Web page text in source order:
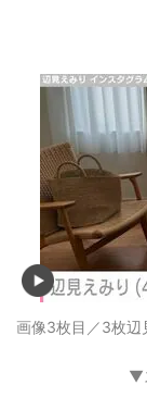
画像3枚目／3枚辺
▼